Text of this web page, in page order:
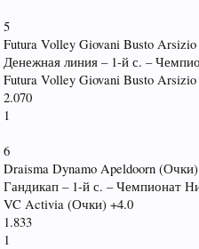
5
Futura Volley Giovani Busto
Денежная линия – 1-й с. –
Futura Volley Giovani Busto
2.070
1
6
Draisma Dynamo Apeldoorn
Гандикап – 1-й с. – Чемпионат
VC Activia (Очки) +4.0
1.833
1